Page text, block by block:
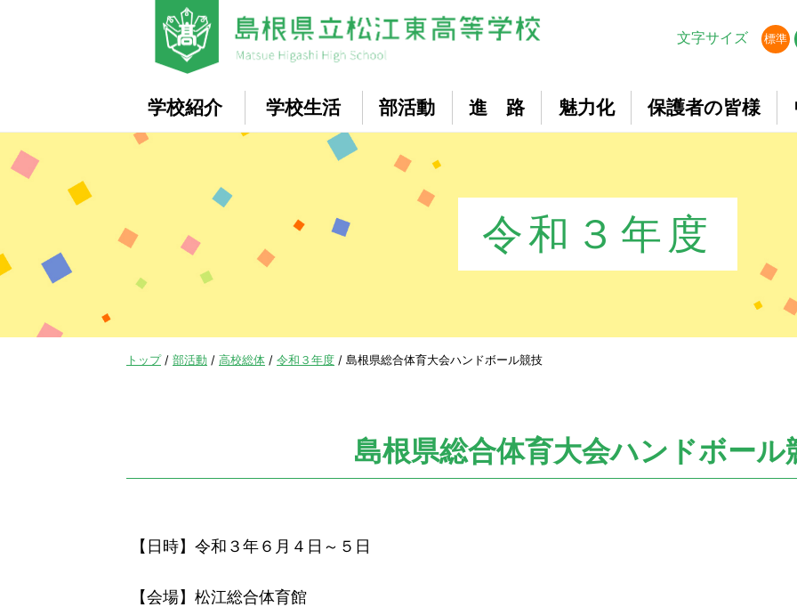
文字サイズ
標準
学校紹介 学校生活 部活動 進 路 魅力化 保護者の皆様
令和３年度
現
トップ/ 部活動 / 高校総体 / 令和３年度 / 島根県総合体育大会ハンドボール競技
島根県総合体育大会ハンドボール
【日時】令和３年６月４日～５日
【会場】松江総合体育館